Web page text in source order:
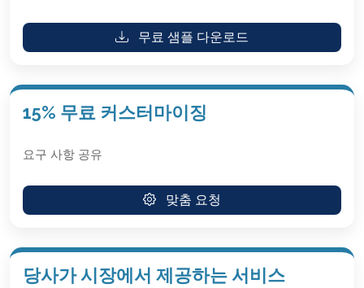
무료 샘플 다운로드
15% 무료 커스터마이징
요구 사항 공유
맞춤 요청
당사가 시장에서 제공하는 서비스